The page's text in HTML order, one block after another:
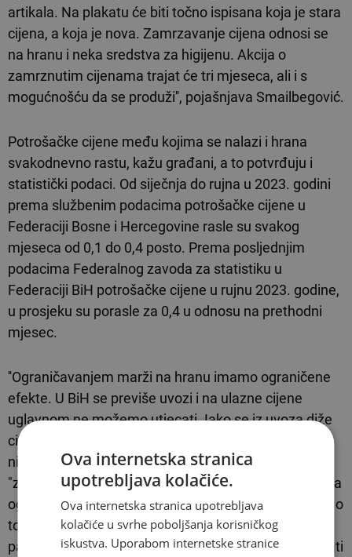
artikala. Na plakatu će biti točno ispisana koja je stara
cijena, a koja je nova. Zamrzavanje cijena odnosi se
na hranu i neka sredstva za higijenu. Akcija o
zamrznutim cijenama trajat će tri mjeseca, ali i s
mogućnošću da se produži'', pojašnjava Smailbegović.
Potrošačke cijene među kojima se nalazi i hrana
svakodnevno rastu, kažu građani, a to potvrđuju i
statistički podaci. Od siječnja do rujna u 2023. godini
prema službenim podacima potrošačke cijene u
Federaciji Bosne i Hercegovine rasle su svakog
mjeseca od 0,1 do 0,4 posto. Prema posljednjim
podacima Federalnog zavoda za statistiku u
Federaciji BiH potrošačke cijene u rujnu 2023. godine,
u prosjeku su porasle za 0,4 u odnosu na prethodni
mjesec.
''Ograničavanjem marži na hranu imamo ograničene
efekte. U BiH se previše uvozi i na ulazne cijene
uglavnom ne možemo utjecati. Iako se iz uvoza diže
cijena nekog artikla, diže se i marža i tu se ne može
ništa više uraditi. Zato pretpostavljamo da će
"zamrznute cijene" dati puno bolje efekte u odnosu na
ograničavanje marže. Međutim, treba voditi računa i o
tome ako dođe do povećanja cijena ulaznih
parametara u cijeni proizvoda. Tad će se cijene morati
Ova internetska stranica
upotrebljava kolačiće.
Ova internetska stranica upotrebljava
kolačiće u svrhe poboljšanja korisničkog
iskustva. Uporabom internetske stranice